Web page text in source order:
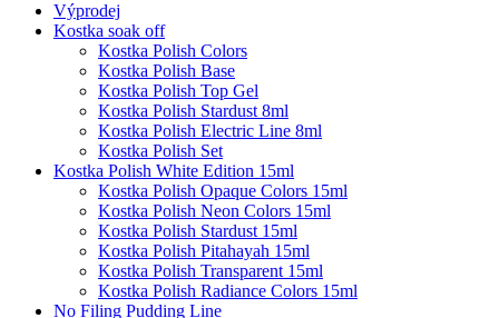
Výprodej
Kostka soak off
Kostka Polish Colors
Kostka Polish Base
Kostka Polish Top Gel
Kostka Polish Stardust 8ml
Kostka Polish Electric Line 8ml
Kostka Polish Set
Kostka Polish White Edition 15ml
Kostka Polish Opaque Colors 15ml
Kostka Polish Neon Colors 15ml
Kostka Polish Stardust 15ml
Kostka Polish Pitahayah 15ml
Kostka Polish Transparent 15ml
Kostka Polish Radiance Colors 15ml
No Filing Pudding Line